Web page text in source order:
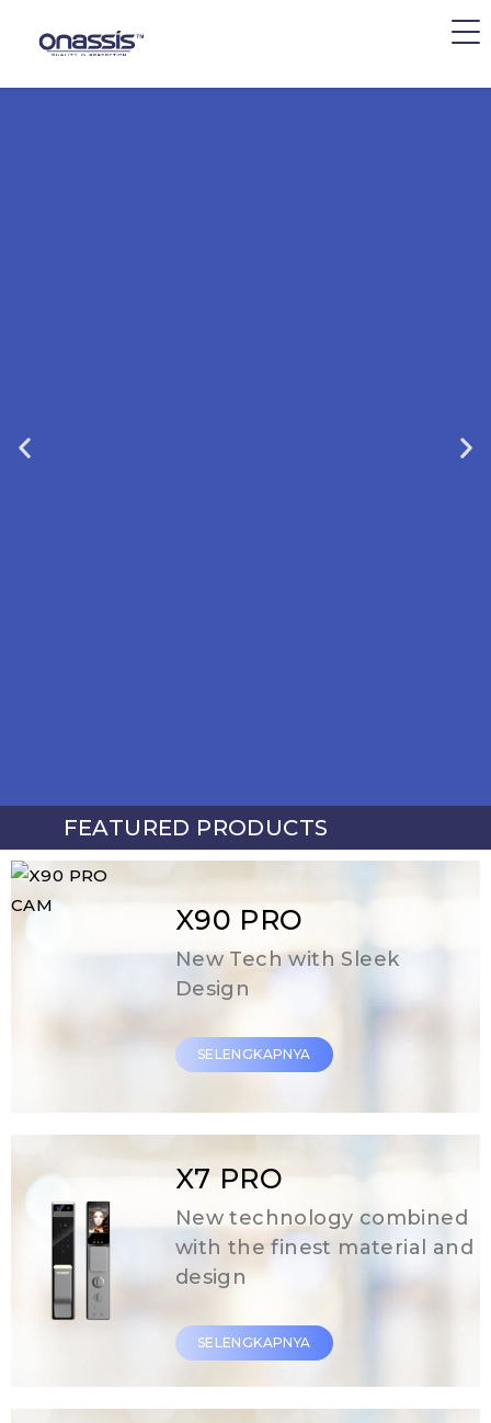
SANITAIRE
Sanitary Hardware Onassis yang terbuat dari bahan
berkualitas seperti kuningan dan stainless steel SUS
FEATURED PRODUCTS
X90 PRO
New Tech with Sleek
Design
SELENGKAPNYA
X7 PRO
New technology combined
with the finest material and
design
SELENGKAPNYA